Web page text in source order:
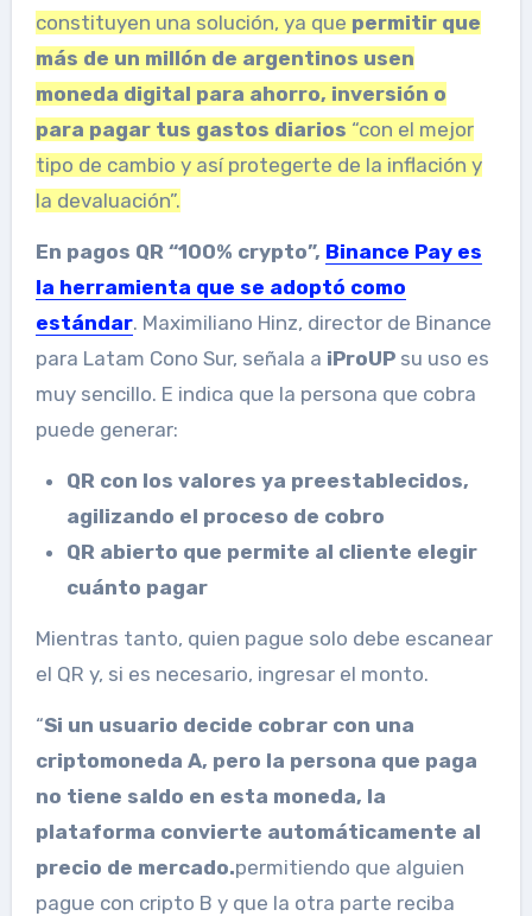
constituyen una solución, ya que permitir que
más de un millón de argentinos usen
moneda digital para ahorro, inversión o
para pagar tus gastos diarios “con el mejor
tipo de cambio y así protegerte de la inflación y
la devaluación”.
En pagos QR “100% crypto”, Binance Pay es
la herramienta que se adoptó como
estándar. Maximiliano Hinz, director de Binance
para Latam Cono Sur, señala a iProUPsu uso es
muy sencillo. E indica que la persona que cobra
puede generar:
QR con los valores ya preestablecidos,
agilizando el proceso de cobro
QR abierto que permite al cliente elegir
cuánto pagar
Mientras tanto, quien pague solo debe escanear
el QR y, si es necesario, ingresar el monto.
“Si un usuario decide cobrar con una
criptomoneda A, pero la persona que paga
no tiene saldo en esta moneda, la
plataforma convierte automáticamente al
precio de mercado.permitiendo que alguien
pague con cripto B y que la otra parte reciba